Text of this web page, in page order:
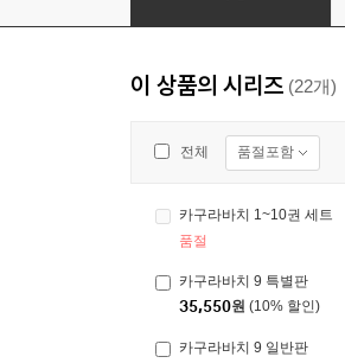
이 상품의 시리즈 (22개)
전체 품절포함
카구라바치 1~10권 세트
품절
카구라바치 9 특별판
35,550원 (10% 할인)
카구라바치 9 일반판